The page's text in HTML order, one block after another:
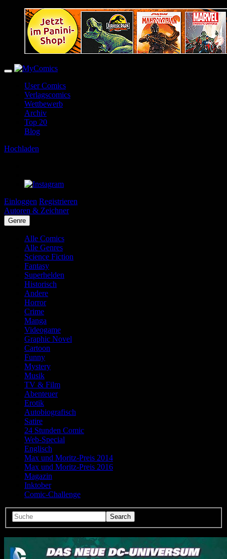
User Comics
Verlagscomics
Wettbewerb
Archiv
Top 20
Blog
Hochladen
Einloggen Registrieren
Autoren & Zeichner
Genre
Alle Comics
Alle Genres
Science Fiction
Fantasy
Superhelden
Historisch
Andere
Horror
Crime
Manga
Videogame
Graphic Novel
Cartoon
Funny
Mystery
Musik
TV & Film
Abenteuer
Erotik
Autobiografisch
Satire
24 Stunden Comic
Web-Special
Englisch
Max und Moritz-Preis 2014
Max und Moritz-Preis 2016
Magazin
Inktober
Comic-Challenge